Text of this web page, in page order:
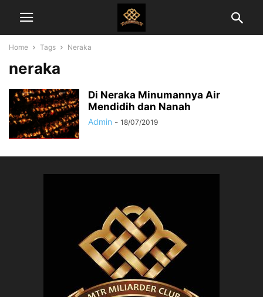
Home Tags Neraka
neraka
Di Neraka Minumannya Air
Mendidih dan Nanah
Admin - 18/07/2019